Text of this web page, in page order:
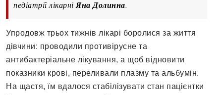
педіатрії лікарніЯна Долинна.
Упродовж трьох тижнів лікарі боролися за життя
дівчини: проводили противірусне та
антибактеріальне лікування, а щоб відновити
показники крові, переливали плазму та альбумін.
На щастя, їм вдалося стабілізувати стан пацієнтки